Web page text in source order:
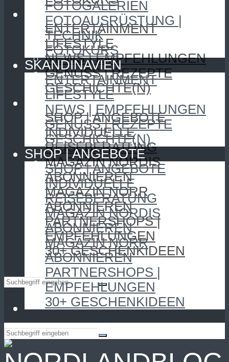
SKANDINAVIEN
ENTERTAINMENT
LIFESTYLE
NEWS | EMPFEHLUNGEN
GENUSS | REZEPTE
GESCHICHTE(N)
SHOP | ANGEBOTE
SHOP | ANGEBOTE
INDIVIDUELLE
REISEBERATUNG
MAGAZIN NORDIS
ABONNIEREN
MAGAZIN NORR
ABONNIEREN
PARTNERSHOPS |
EMPFEHLUNGEN
30+ GESCHENKIDEEN
FOTOGALERIEN
FOTOAUSRÜSTUNG |
TECHNIK
FOTOKURS
SKANDINAVIEN
ENTERTAINMENT
LIFESTYLE
NEWS | EMPFEHLUNGEN
GENUSS | REZEPTE
GESCHICHTE(N)
SHOP | ANGEBOTE
SHOP | ANGEBOTE
INDIVIDUELLE
REISEBERATUNG
MAGAZIN NORDIS
ABONNIEREN
MAGAZIN NORR
ABONNIEREN
PARTNERSHOPS |
EMPFEHLUNGEN
30+ GESCHENKIDEEN